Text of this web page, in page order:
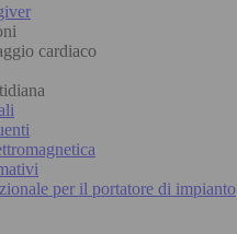
cardiaco
per il portatore di impianto